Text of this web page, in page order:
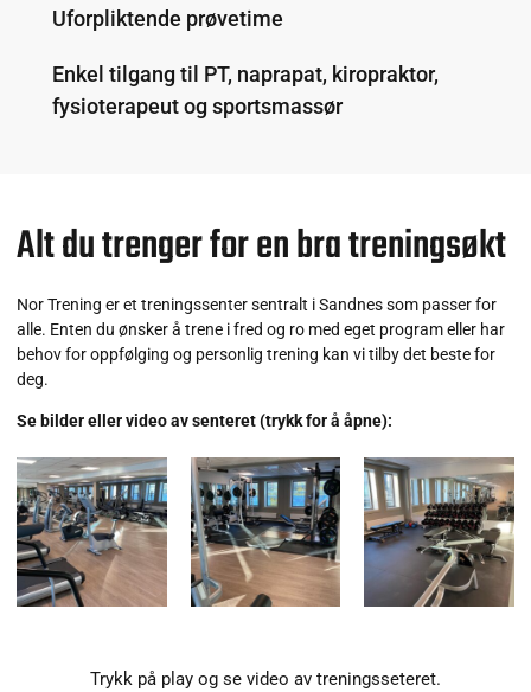
Uforpliktende prøvetime
Enkel tilgang til PT, naprapat, kiropraktor,
fysioterapeut og sportsmassør
Alt du trenger for en bra treningsøkt
Nor Trening er et treningssenter sentralt i Sandnes som passer for
alle. Enten du ønsker å trene i fred og ro med eget program eller har
behov for oppfølging og personlig trening kan vi tilby det beste for
deg.
Se bilder eller video av senteret (trykk for å åpne):
Trykk på play og se video av treningsseteret.